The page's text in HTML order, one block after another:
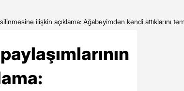
ilişkin açıklama: Ağabeyimden kendi attıklarını